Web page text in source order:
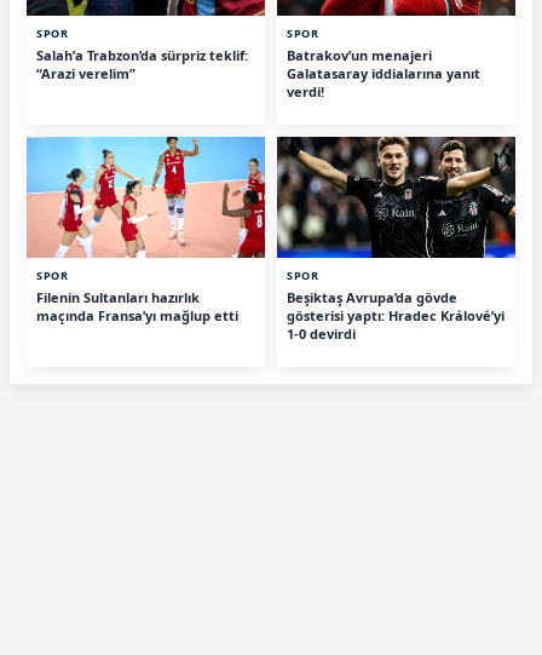
SPOR
Salah’a Trabzon’da sürpriz teklif:
“Arazi verelim”
SPOR
Batrakov’un menajeri
Galatasaray iddialarına yanıt
verdi!
SPOR
Filenin Sultanları hazırlık
maçında Fransa’yı mağlup etti
SPOR
Beşiktaş Avrupa’da gövde
gösterisi yaptı: Hradec Králové’yi
1-0 devirdi